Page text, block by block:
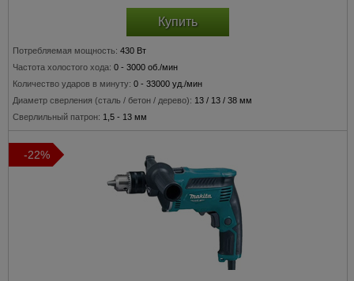
Купить
Потребляемая мощность: 430 Вт
Частота холостого хода: 0 - 3000 об./мин
Количество ударов в минуту: 0 - 33000 уд./мин
Диаметр сверления (сталь / бетон / дерево): 13 / 13 / 38 мм
Сверлильный патрон: 1,5 - 13 мм
-22%